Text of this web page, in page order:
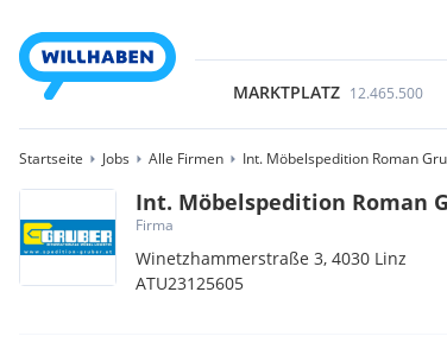
MARKTPLATZ 12.465.500
Startseite Jobs Alle Firmen Int. Möbelspedition Roman
Int. Möbelspedition Roman
Firma
Winetzhammerstraße 3,4030 Linz
ATU23125605